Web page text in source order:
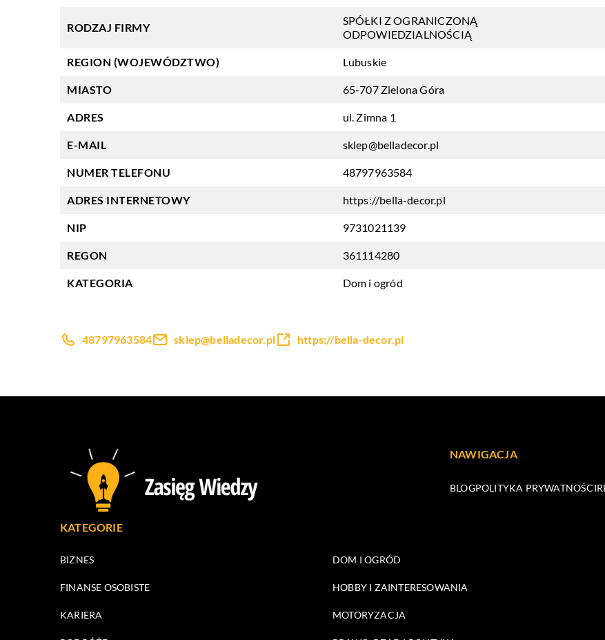
RODZAJ FIRMY
SPÓŁKI Z OGRANICZONĄ
ODPOWIEDZIALNOŚCIĄ
REGION (WOJEWÓDZTWO) Lubuskie
MIASTO 65-707 Zielona Góra
ADRES ul. Zimna 1
E-MAIL sklep@belladecor.pl
NUMER TELEFONU 48797963584
ADRES INTERNETOWY https://bella-decor.pl
NIP 9731021139
REGON 361114280
KATEGORIA Dom i ogród
48797963584 sklep@belladecor.pl https://bella-decor.pl
NAWIGACJA
BLOGPOLITYKA PRYWATNOŚCI
KATEGORIE
BIZNES DOM I OGRÓD
FINANSE OSOBISTE HOBBY I ZAINTERESOWANIA
KARIERA MOTORYZACJA